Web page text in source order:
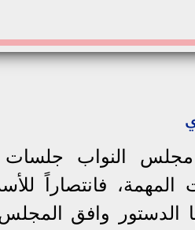
النواب جلسات
المهمة، فانتصاراً
الدستور وافق